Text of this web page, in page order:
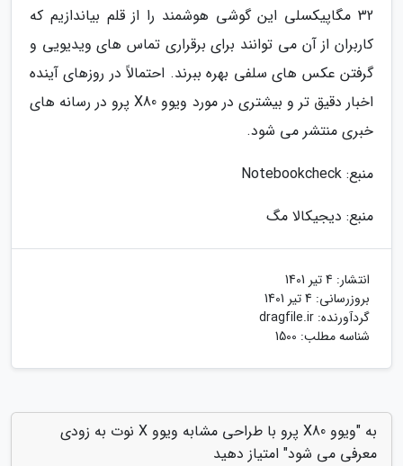
32 مگاپیکسلی این گوشی هوشمند را از قلم بیاندازیم که
کاربران از آن می توانند برای برقراری تماس های ویدیویی و
گرفتن عکس های سلفی بهره ببرند. احتمالاً در روزهای آینده
اخبار دقیق تر و بیشتری در مورد ویوو X80 پرو در رسانه های
خبری منتشر می شود.
منبع: Notebookcheck
منبع: دیجیکالا مگ
انتشار: 4 تیر 1401
بروزرسانی: 4 تیر 1401
گردآورنده: dragfile.ir
شناسه مطلب: 1500
به "ویوو X80 پرو با طراحی مشابه ویوو X نوت به زودی
معرفی می شود" امتیاز دهید